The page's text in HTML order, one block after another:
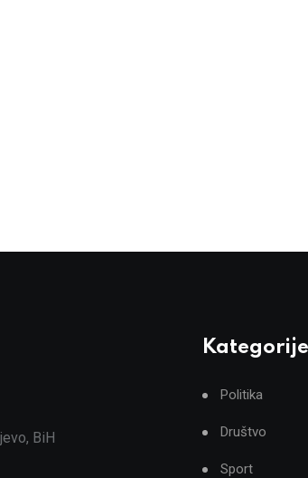
BiH
Kategorije
Politika
Društvo
Sport